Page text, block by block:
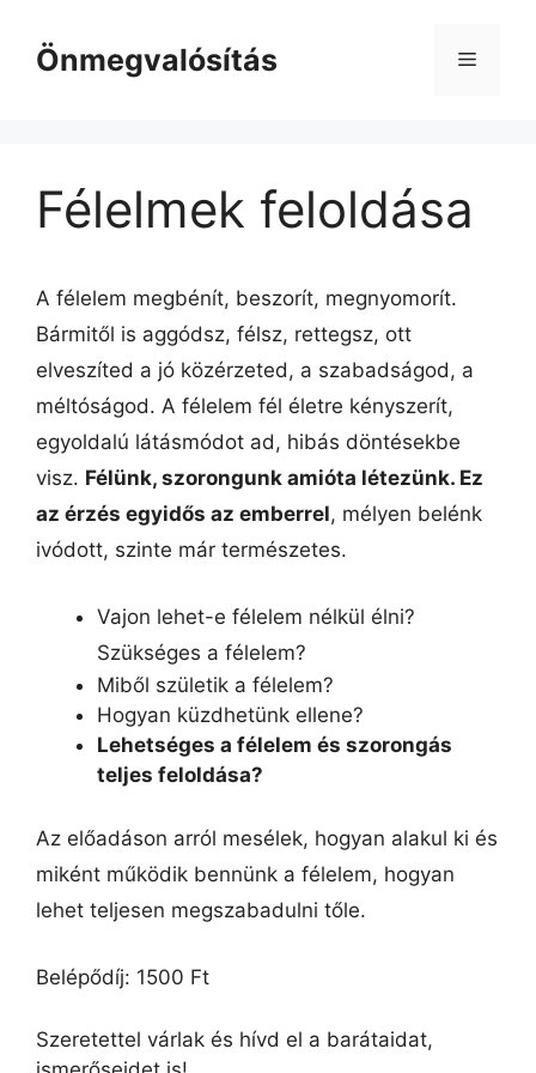
tartalomba
Önmegvalósítás Menü
Félelmek feloldása
A félelem megbénít, beszorít, megnyomorít.
Bármitől is aggódsz, félsz, rettegsz, ott
elveszíted a jó közérzeted, a szabadságod, a
méltóságod. A félelem fél életre kényszerít,
egyoldalú látásmódot ad, hibás döntésekbe
visz. Félünk, szorongunk amióta létezünk. Ez
az érzés egyidős az emberrel, mélyen belénk
ivódott, szinte már természetes.
Vajon lehet-e félelem nélkül élni?
Szükséges a félelem?
Miből születik a félelem?
Hogyan küzdhetünk ellene?
Lehetséges a félelem és szorongás
teljes feloldása?
Az előadáson arról mesélek, hogyan alakul ki és
miként működik bennünk a félelem, hogyan
lehet teljesen megszabadulni tőle.
Belépődíj: 1500 Ft
Szeretettel várlak és hívd el a barátaidat,